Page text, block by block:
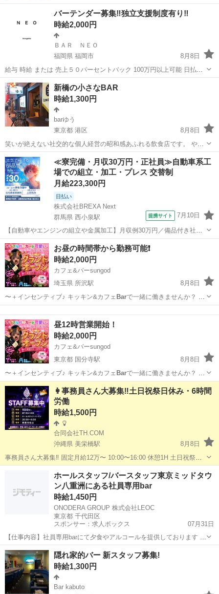
バーテンダー募集‼︎独立支援制度有り‼︎
時給2,000円
ＢＡＲ ＮＥＯ
福岡県 福岡市
8月8日
給与 時給 または 売上５０パーセントバック 100万円以上可能 日払い
可能 週払い可能 時間 0:00〜翌6:00 18歳から30歳頃まで ９割女性のお
客様 服装自由 シフト制 時間自由 髪色自由 ピアス ヒゲ...
福岡 福岡市 飲食 BAR
新橋の小さなBAR
時給1,300円
barゆう
東京都 港区
8月8日
笑いが絶えない社交的な個人経営の昭和感あふれる飲食店です。 やる
気があり明るい接客が好きな方を募集しています。 ◆勤務時間 18:00
から24時ごろ（終電）まで ◆勤務日 週2、3くらいで来れる方大歓迎
です。 週一でも可、...
東京 港区 その他 BAR
≪寮完備・月収30万円・正社員≫自動車系工
場での組立・加工・プレス 交替制
月給223,300円
日払い
株式会社BREXA Next
群馬県 西小泉駅
提携サイト 7月10日
【自動車やエンジンの組立や金属加工】月収例30万円／備品付き社宅
あり／赴任旅費会社負担／人気の土日休み《群馬県太田市・邑楽群》
人気の工場のお仕事 ◇自動車・自動車部品の製造◇ 株式会社
SUBAR
群馬 西小泉駅 その他
お昼の時間帯から勤務可能❗️
時給2,000円
カフェ&バーsungod
埼玉県 所沢駅
8月8日
〜＋インセンティブ♪ キッキン&カフェ Barで一緒に働きませんか？ 仕
事内容 バ…
昼12時営業開始！
時給2,000円
カフェ&バーsungod
東京都 国分寺駅
8月8日
〜＋インセンティブ♪ キッキン&カフェ Barで一緒に働きませんか？ 仕
事内容 バ…
東京 国分寺市 国分寺駅 バーテンダー 時給
👩事務員さん大募集‼️土日祝祭日休み・6時間
労働
時給1,500円
合同会社TH.COM
沖縄県 美栄橋駅
8月8日
事務員さん大募集‼️ 固定月給12万〜 10:00〜16:00 休憩1H 土日祝祭日
休み 有給休暇かり 駐車場有 【🌙NEW OPEN✨クラブ系BARスタッフ
募集＠松山2丁目】 ✨HYBRID CLUB G BOX✨ ...
美栄橋駅 バーテンダー クラブ
ホールスタッフ/バースタッフ東京ミッドタウ
ン八重洲にある社員専用bar
時給1,450円
ONODERA GROUP 株式会社LEOC
東京都 千代田区
スポンサー：求人ボックス
07月31日
【仕事内容】社員専用barにて夕食やアルコールを提供しております そ
のため接客、レジ、提供、盛り付け、洗浄、ドリンク 作成のお仕事を
お任せします 初めての方でも安心してお仕事をはじめられます。 明る
く元気な笑顔でサービスを提供しま...
アルバイト・パート
隠れ家的バー 新スタッフ募集!
時給1,300円
Bar kabuto